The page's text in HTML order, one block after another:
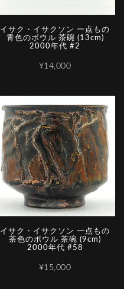
イサク・イサクソン 一点もの
青色のボウル 茶碗 (13cm)
2000年代 #2
¥14,000
イサク・イサクソン 一点もの
茶色のボウル 茶碗 (9cm)
2000年代 #58
¥15,000